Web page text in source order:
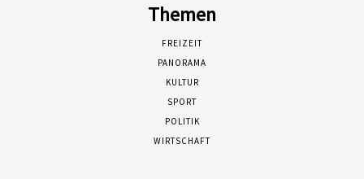
Themen
FREIZEIT
PANORAMA
KULTUR
SPORT
POLITIK
WIRTSCHAFT